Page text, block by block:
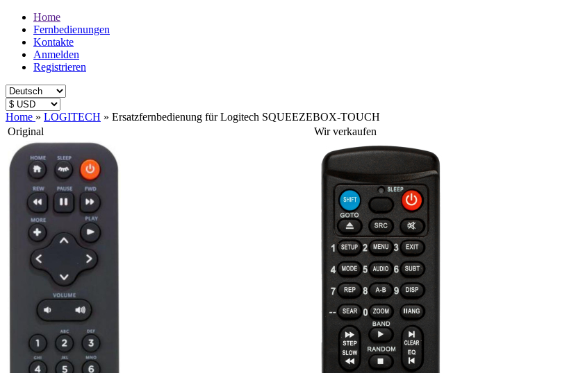
Home
Fernbedienungen
Kontakte
Anmelden
Registrieren
Home » LOGITECH » Ersatzfernbedienung für Logitech SQUEEZEBOX-TOUCH
Original
Wir verkaufen